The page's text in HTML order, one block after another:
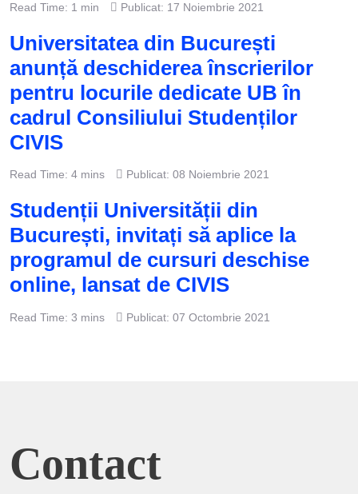
Read Time: 1 min Publicat: 17 Noiembrie 2021
Universitatea din București
anunță deschiderea înscrierilor
pentru locurile dedicate UB în
cadrul Consiliului Studenților
CIVIS
Read Time: 4 mins Publicat: 08 Noiembrie 2021
Studenții Universității din
București, invitați să aplice la
programul de cursuri deschise
online, lansat de CIVIS
Read Time: 3 mins Publicat: 07 Octombrie 2021
Contact